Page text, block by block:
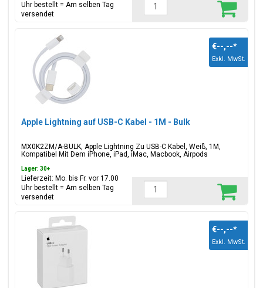
Uhr bestellt = Am selben Tag
versendet
Apple Lightning auf USB-C Kabel - 1M - Bulk
MX0K2ZM/A-BULK, Apple Lightning Zu USB-C Kabel, Weiß, 1M,
Kompatibel Mit Dem iPhone, iPad, iMac, Macbook, Airpods
€--,--*
Exkl. MwSt.
Lager: 30+
Lieferzeit: Mo. bis Fr. vor 17.00
Uhr bestellt = Am selben Tag
versendet
€--,--*
Exkl. MwSt.